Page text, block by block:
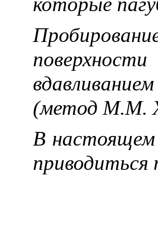
(метод М.М.
В настоящем